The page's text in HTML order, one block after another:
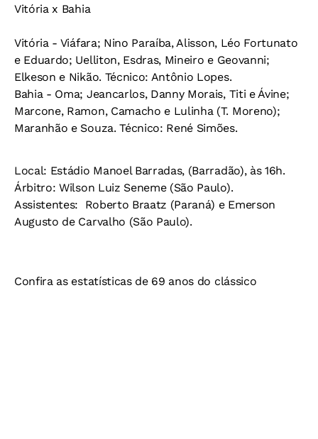
Vitória x Bahia
Vitória - Viáfara; Nino Paraíba, Alisson, Léo Fortunato
e Eduardo; Uelliton, Esdras, Mineiro e Geovanni;
Elkeson e Nikão. Técnico: Antônio Lopes.
Bahia - Oma; Jeancarlos, Danny Morais, Titi e Ávine;
Marcone, Ramon, Camacho e Lulinha (T. Moreno);
Maranhão e Souza. Técnico: René Simões.
Local: Estádio Manoel Barradas, (Barradão), às 16h.
Árbitro: Wilson Luiz Seneme (São Paulo).
Assistentes: Roberto Braatz (Paraná) e Emerson
Augusto de Carvalho (São Paulo).
Confira as estatísticas de 69 anos do clássico